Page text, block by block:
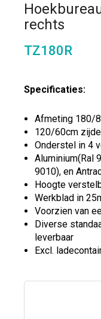
rechts
TZ180R
Specificaties:
Afmeting 180/
120/60cm
Onderstel in 4
Aluminium(Ral
9010), en
Hoogte
Werkblad in
Voorzien van
Diverse
leverbaar
Excl.